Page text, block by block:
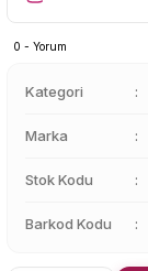
0 - Yorum
Kategori
Marka
Stok Kodu
Barkod Kodu